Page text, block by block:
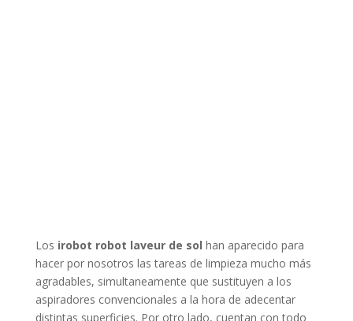
Los irobot robot laveur de sol han aparecido para
hacer por nosotros las tareas de limpieza mucho más
agradables, simultaneamente que sustituyen a los
aspiradores convencionales a la hora de adecentar
distintas superficies. Por otro lado, cuentan con todo